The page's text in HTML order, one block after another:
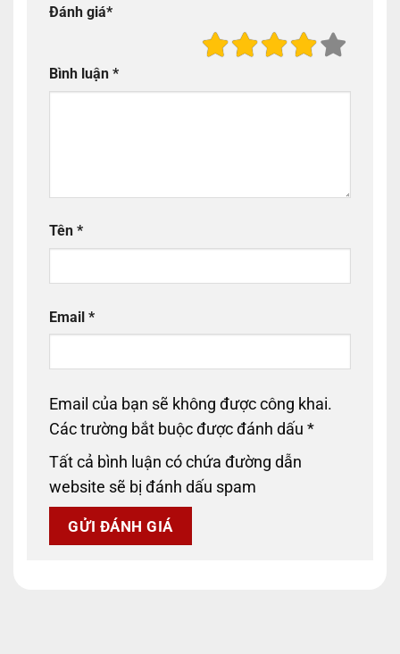
Đánh giá*
Bình luận *
Tên *
Email *
Email của bạn sẽ không được công khai.
Các trường bắt buộc được đánh dấu *
Tất cả bình luận có chứa đường dẫn
website sẽ bị đánh dấu spam